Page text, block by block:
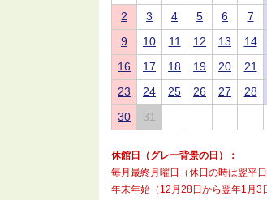
2 3 4 5 6 7
9 10 11 12 13 14
16 17 18 19 20 21
23 24 25 26 27 28
30 31
休館日（グレー背景の日）：
毎月最終月曜日（休日の時は翌平日
年末年始（12月28日から翌年1月3